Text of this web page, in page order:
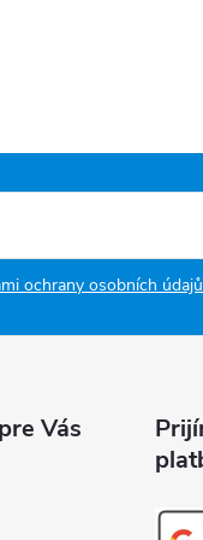
ochrany osobních údajů
Vás